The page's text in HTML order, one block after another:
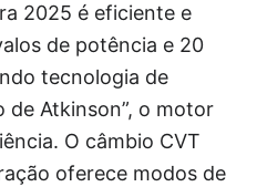
2025 é eficiente e
de potência e 20
tecnologia de
de Atkinson”, o motor
O câmbio CVT
oferece modos de